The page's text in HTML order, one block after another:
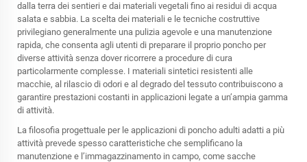
dalla terra dei sentieri e dai materiali vegetali fino ai residui di acqua
salata e sabbia. La scelta dei materiali e le tecniche costruttive
privilegiano generalmente una pulizia agevole e una manutenzione
rapida, che consenta agli utenti di preparare il proprio poncho per
diverse attività senza dover ricorrere a procedure di cura
particolarmente complesse. I materiali sintetici resistenti alle
macchie, al rilascio di odori e al degrado del tessuto contribuiscono a
garantire prestazioni costanti in applicazioni legate a un’ampia gamma
di attività.
La filosofia progettuale per le applicazioni di poncho adulti adatti a più
attività prevede spesso caratteristiche che semplificano la
manutenzione e l’immagazzinamento in campo, come sacche